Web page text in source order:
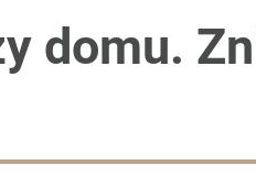
domu.